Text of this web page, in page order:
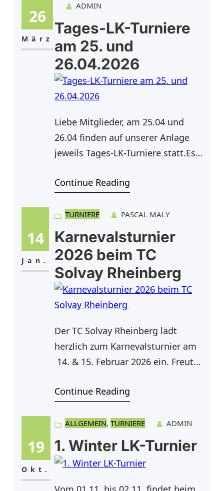
Tennis.de https://www.tennis.de
Spannende
26
März
ADMIN
Tages-LK-Turniere
am 25. und
26.04.2026
Liebe Mitglieder, am 25.04 und
26.04 finden auf unserer Anlage
jeweils Tages-LK-Turniere statt.Es
voneinander unabhängige
einem oder beiden Tagen möglich
ist. Folgende Konkurrenzen werden
angeboten:Damen offene
KlasseHerren offene Klasse (LK 1–
19)Herren offene Klasse (LK 19,1–
25)Herren 30Herren 40Herren
50Herren 55Herren 60Damen
Continue Reading
14
Jan.
TURNIERE PASCAL MALY
Karnevalsturnier
2026 beim TC
Solvay Rheinberg
Der TC Solvay Rheinberg lädt
herzlich zum Karnevalsturnier am
14. & 15. Februar 2026 ein. Freut
Stimmung und ein besonderes
Startgebühren: • Mitglieder: 20 €
zzgl. 5 € DTB-Gebühr • Externe
Spieler:innen: 40 € zzgl. 5 € DTB-
Gebühr Terminwünsche können
bei der Anmeldung angegeben
Continue Reading
19
Okt.
ALLGEMEIN, TURNIERE ADMIN
1. Winter LK-Turnier